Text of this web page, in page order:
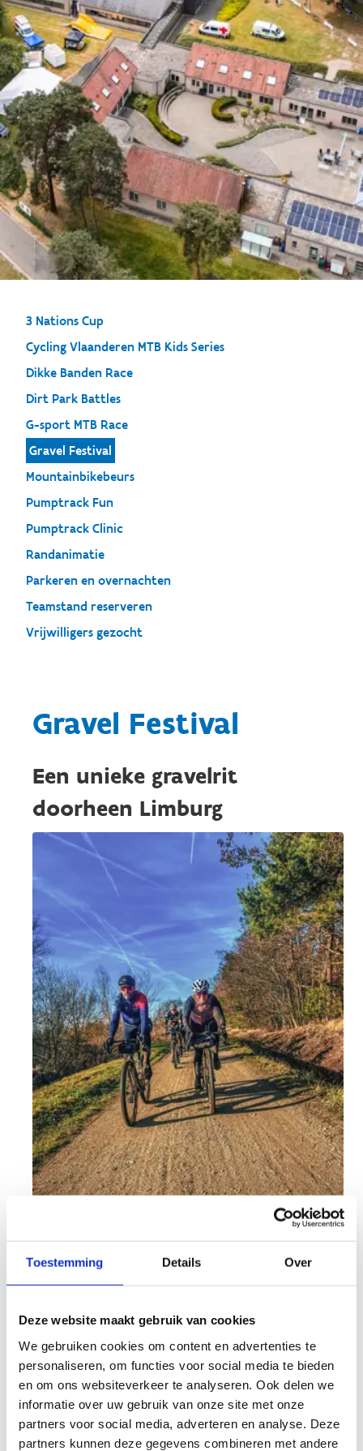
Toestemming Details Over
Deze website maakt gebruik van cookies
We gebruiken cookies om content en advertenties te
personaliseren, om functies voor social media te bieden
en om ons websiteverkeer te analyseren. Ook delen we
informatie over uw gebruik van onze site met onze
partners voor social media, adverteren en analyse. Deze
partners kunnen deze gegevens combineren met andere
3 Nations Cup
Cycling Vlaanderen MTB Kids Series
Dikke Banden Race
Dirt Park Battles
G-sport MTB Race
Gravel Festival
Mountainbikebeurs
Pumptrack Fun
Pumptrack Clinic
Randanimatie
Parkeren en overnachten
Teamstand reserveren
Vrijwilligers gezocht
Gravel Festival
Een unieke gravelrit
doorheen Limburg
Beleef eenunieke gravelrit van 90 kmdoor de
steken via Zutendaal door naar het Nationaal
Park, waar we de grens overtrekken naar
Nederland voor een gezellige pitstop.
De route (via GPX) leidt je langs prachtige
paden. Na de rit geniet je van een leuke après
met animatie, MTB-wedstrijd, dirt- en